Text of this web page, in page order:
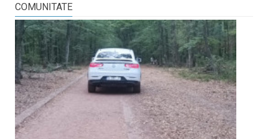
COMUNITATE